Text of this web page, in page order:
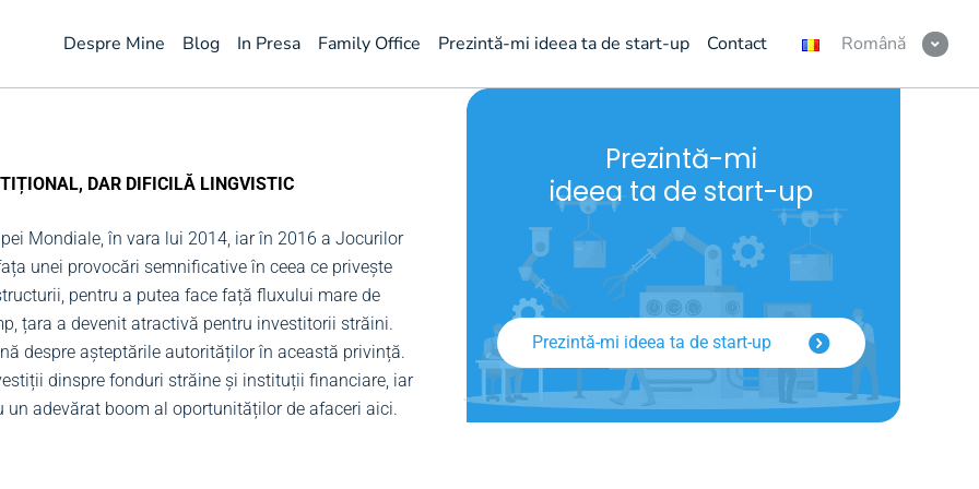
Despre Mine Blog In Presa Family Office Prezintă-mi ideea ta de start-up Contact Română
DAR DIFICILĂ LINGVISTIC
Mondiale, în vara lui 2014, iar în 2016 a Jocurilor
unei provocări semnificative în ceea ce privește
pentru a putea face față fluxului mare de
țara a devenit atractivă pentru investitorii străini.
despre așteptările autorităților în această privință.
dinspre fonduri străine și instituții financiare, iar
un adevărat boom al oportunităților de afaceri aici.
Prezintă-mi
ideea ta de start-up
Prezintă-mi ideea ta de start-up